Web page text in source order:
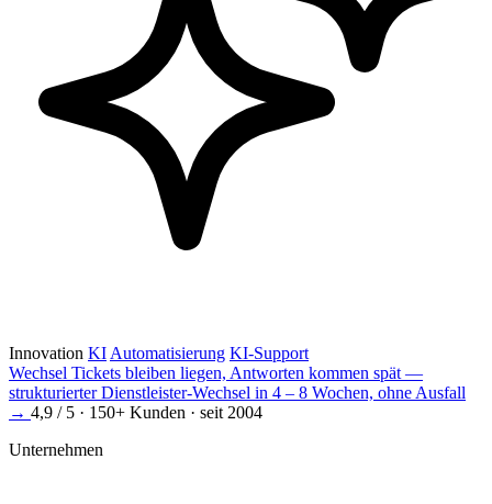
Innovation KI Automatisierung KI-Support
Wechsel Tickets bleiben liegen, Antworten kommen spät —
strukturierter Dienstleister-Wechsel in 4 – 8 Wochen, ohne Ausfall
→ 4,9 / 5 · 150+ Kunden · seit 2004
Unternehmen